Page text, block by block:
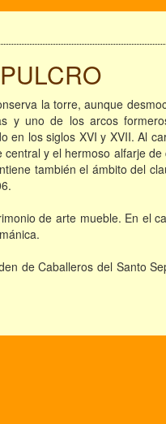
la torre, aunque
y uno de los arcos
los siglos XVI y XVII. Al
y el hermoso alfarje
también el ámbito del
de arte mueble. En el
de Caballeros del Santo